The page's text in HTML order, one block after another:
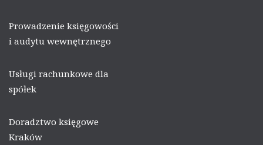
Prowadzenie księgowości
i audytu wewnętrznego
Usługi rachunkowe dla
spółek
Doradztwo księgowe
Kraków